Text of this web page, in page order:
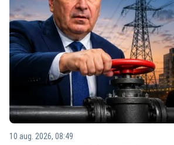
10 aug. 2026, 08:49